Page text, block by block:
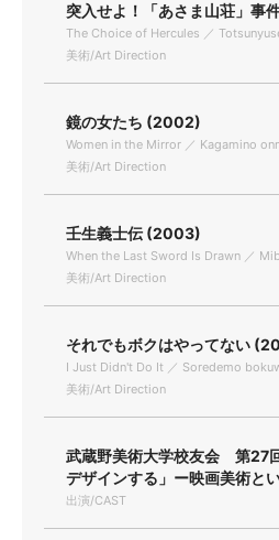
突入せよ！「あさま山荘」事
The Choice of Hercules ／
美術/Art Direction
鏡の女たち (2002)
Women in the Mirror ／ Kagamino
美術/Art Direction
壬生義士伝 (2003)
When the Last Sword Is Drawn ／
美術/Art Direction
それでもボクはやってない
I Just Didn't Do It ／ Soredemo
美術/Art Direction
武蔵野美術大学校友会 第27
デザインする」ー映画美術と
出演/CAST